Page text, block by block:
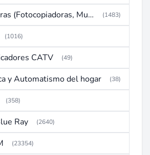
Copiadoras (Fotocopiadoras, Multifunctions, Ploter, etc) (1483)
(1016)
CATV (49)
y Automatismo del hogar (38)
(358)
Ray (2640)
(23354)